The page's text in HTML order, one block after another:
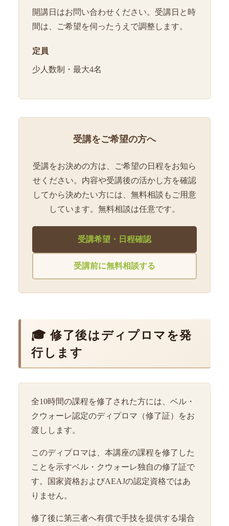
開講日はお問い合わせください。受講日と時
間は、ご希望を伺ったうえで調整します。
定員
少人数制・最大4名
受講をご希望の方へ
受講をお決めの方は、ご希望の日程をお知ら
せください。内容や受講後の活かし方を確認
してから決めたい方には、無料相談もご用意
しています。無料相談は任意です。
受講希望・日程確認
受講前に無料相談する
🎓 修了後はディプロマを発
行します
全10時間の課程を修了された方には、ベル・
クウォーレ認定のディプロマ（修了証）をお
渡しします。
このディプロマは、本講座の課程を修了した
ことを示すベル・クウォーレ独自の修了証で
す。国家資格およびAEAJの認定資格ではあ
りません。
修了後に第三者へ有償で手技を提供する場合